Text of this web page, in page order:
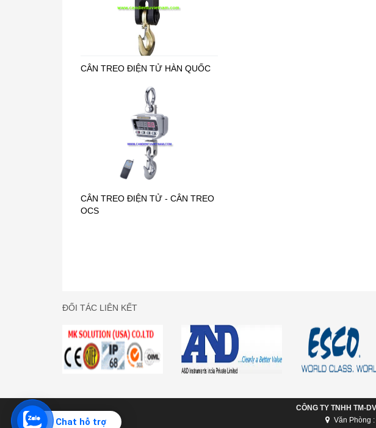
CÂN TREO ĐIỆN TỬ HÀN QUỐC
CÂN TREO ĐIỆN TỬ - CÂN TREO
OCS
ĐỐI TÁC LIÊN KẾT
CÔNG TY TNHH TM-
Văn Phòng
Chat hỗ trợ